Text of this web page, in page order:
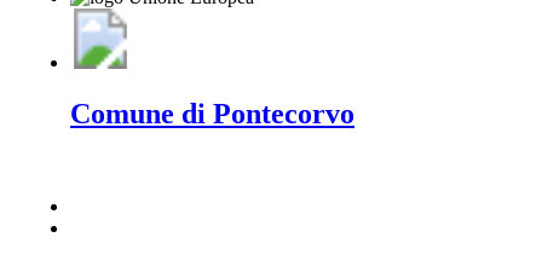
Comune di Pontecorvo